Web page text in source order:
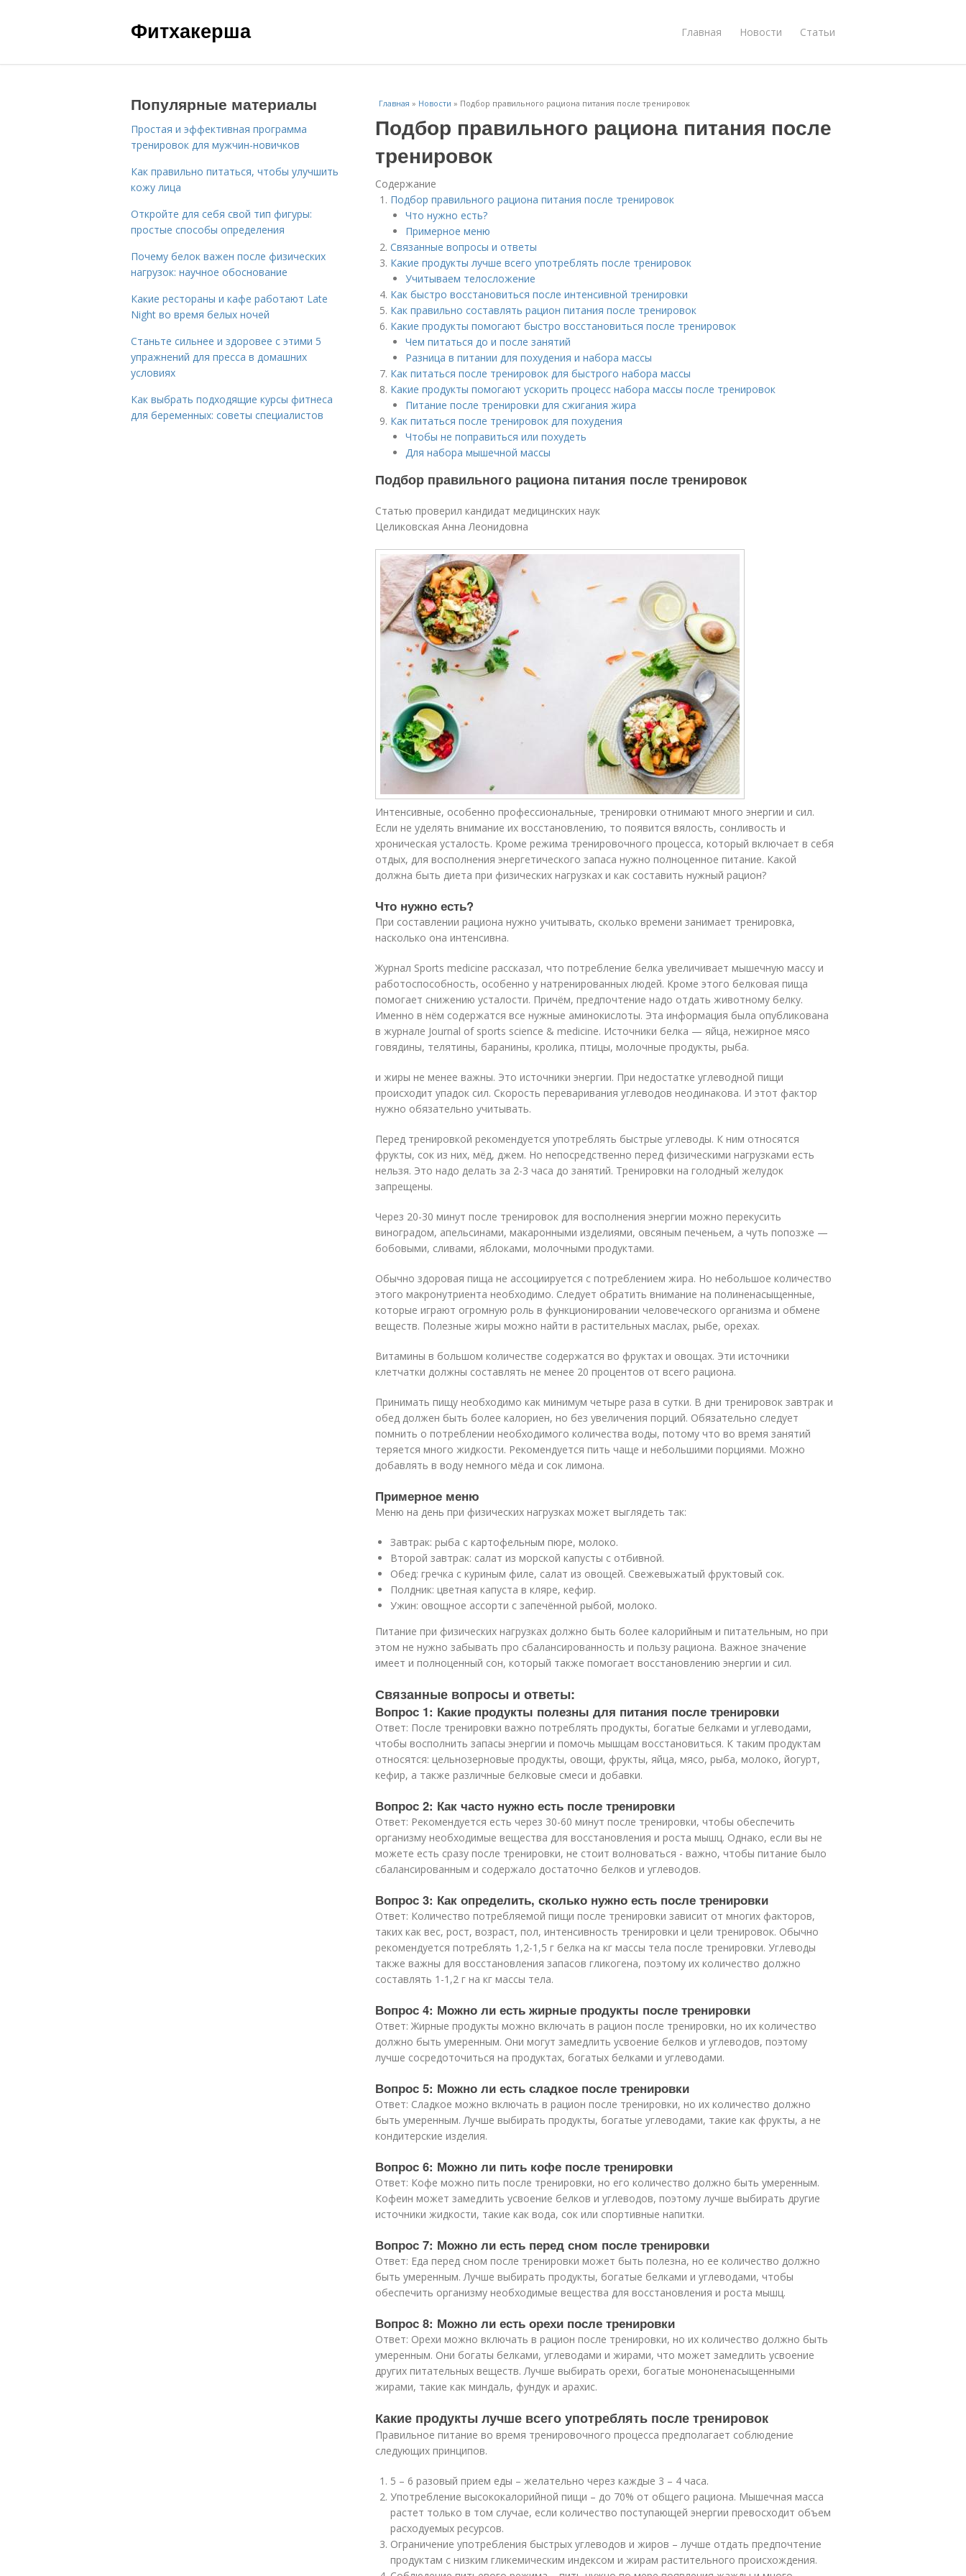
Фитхакерша Главная Новости Статьи
Главная » Новости » Подбор правильного рациона питания после тренировок
Подбор правильного рациона питания после
тренировок
Содержание
Подбор правильного рациона питания после тренировок
Что нужно есть?
Примерное меню
Связанные вопросы и ответы
Какие продукты лучше всего употреблять после тренировок
Учитываем телосложение
Как быстро восстановиться после интенсивной тренировки
Как правильно составлять рацион питания после тренировок
Какие продукты помогают быстро восстановиться после тренировок
Чем питаться до и после занятий
Разница в питании для похудения и набора массы
Как питаться после тренировок для быстрого набора массы
Какие продукты помогают ускорить процесс набора массы после тренировок
Питание после тренировки для сжигания жира
Как питаться после тренировок для похудения
Чтобы не поправиться или похудеть
Для набора мышечной массы
Подбор правильного рациона питания после тренировок
Статью проверил кандидат медицинских наук
Целиковская Анна Леонидовна
Интенсивные, особенно профессиональные, тренировки отнимают много энергии и сил.
Если не уделять внимание их восстановлению, то появится вялость, сонливость и
хроническая усталость. Кроме режима тренировочного процесса, который включает в себя
отдых, для восполнения энергетического запаса нужно полноценное питание. Какой
должна быть диета при физических нагрузках и как составить нужный рацион?
Что нужно есть?
При составлении рациона нужно учитывать, сколько времени занимает тренировка,
насколько она интенсивна.
Журнал Sports medicine рассказал, что потребление белка увеличивает мышечную массу и
работоспособность, особенно у натренированных людей. Кроме этого белковая пища
помогает снижению усталости. Причём, предпочтение надо отдать животному белку.
Именно в нём содержатся все нужные аминокислоты. Эта информация была опубликована
в журнале Journal of sports science & medicine. Источники белка — яйца, нежирное мясо
говядины, телятины, баранины, кролика, птицы, молочные продукты, рыба.
и жиры не менее важны. Это источники энергии. При недостатке углеводной пищи
происходит упадок сил. Скорость переваривания углеводов неодинакова. И этот фактор
нужно обязательно учитывать.
Перед тренировкой рекомендуется употреблять быстрые углеводы. К ним относятся
фрукты, сок из них, мёд, джем. Но непосредственно перед физическими нагрузками есть
нельзя. Это надо делать за 2-3 часа до занятий. Тренировки на голодный желудок
запрещены.
Через 20-30 минут после тренировок для восполнения энергии можно перекусить
виноградом, апельсинами, макаронными изделиями, овсяным печеньем, а чуть попозже —
бобовыми, сливами, яблоками, молочными продуктами.
Обычно здоровая пища не ассоциируется с потреблением жира. Но небольшое количество
этого макронутриента необходимо. Следует обратить внимание на полиненасыщенные,
которые играют огромную роль в функционировании человеческого организма и обмене
веществ. Полезные жиры можно найти в растительных маслах, рыбе, орехах.
Витамины в большом количестве содержатся во фруктах и овощах. Эти источники
клетчатки должны составлять не менее 20 процентов от всего рациона.
Принимать пищу необходимо как минимум четыре раза в сутки. В дни тренировок завтрак и
обед должен быть более калориен, но без увеличения порций. Обязательно следует
помнить о потреблении необходимого количества воды, потому что во время занятий
теряется много жидкости. Рекомендуется пить чаще и небольшими порциями. Можно
добавлять в воду немного мёда и сок лимона.
Примерное меню
Меню на день при физических нагрузках может выглядеть так:
Завтрак: рыба с картофельным пюре, молоко.
Второй завтрак: салат из морской капусты с отбивной.
Обед: гречка с куриным филе, салат из овощей. Свежевыжатый фруктовый сок.
Полдник: цветная капуста в кляре, кефир.
Ужин: овощное ассорти с запечённой рыбой, молоко.
Питание при физических нагрузках должно быть более калорийным и питательным, но при
этом не нужно забывать про сбалансированность и пользу рациона. Важное значение
имеет и полноценный сон, который также помогает восстановлению энергии и сил.
Связанные вопросы и ответы:
Вопрос 1: Какие продукты полезны для питания после тренировки
Ответ: После тренировки важно потреблять продукты, богатые белками и углеводами,
чтобы восполнить запасы энергии и помочь мышцам восстановиться. К таким продуктам
относятся: цельнозерновые продукты, овощи, фрукты, яйца, мясо, рыба, молоко, йогурт,
кефир, а также различные белковые смеси и добавки.
Вопрос 2: Как часто нужно есть после тренировки
Ответ: Рекомендуется есть через 30-60 минут после тренировки, чтобы обеспечить
организму необходимые вещества для восстановления и роста мышц. Однако, если вы не
можете есть сразу после тренировки, не стоит волноваться - важно, чтобы питание было
сбалансированным и содержало достаточно белков и углеводов.
Вопрос 3: Как определить, сколько нужно есть после тренировки
Ответ: Количество потребляемой пищи после тренировки зависит от многих факторов,
таких как вес, рост, возраст, пол, интенсивность тренировки и цели тренировок. Обычно
рекомендуется потреблять 1,2-1,5 г белка на кг массы тела после тренировки. Углеводы
также важны для восстановления запасов гликогена, поэтому их количество должно
составлять 1-1,2 г на кг массы тела.
Вопрос 4: Можно ли есть жирные продукты после тренировки
Ответ: Жирные продукты можно включать в рацион после тренировки, но их количество
должно быть умеренным. Они могут замедлить усвоение белков и углеводов, поэтому
лучше сосредоточиться на продуктах, богатых белками и углеводами.
Вопрос 5: Можно ли есть сладкое после тренировки
Ответ: Сладкое можно включать в рацион после тренировки, но их количество должно
быть умеренным. Лучше выбирать продукты, богатые углеводами, такие как фрукты, а не
кондитерские изделия.
Вопрос 6: Можно ли пить кофе после тренировки
Ответ: Кофе можно пить после тренировки, но его количество должно быть умеренным.
Кофеин может замедлить усвоение белков и углеводов, поэтому лучше выбирать другие
источники жидкости, такие как вода, сок или спортивные напитки.
Вопрос 7: Можно ли есть перед сном после тренировки
Ответ: Еда перед сном после тренировки может быть полезна, но ее количество должно
быть умеренным. Лучше выбирать продукты, богатые белками и углеводами, чтобы
обеспечить организму необходимые вещества для восстановления и роста мышц.
Вопрос 8: Можно ли есть орехи после тренировки
Ответ: Орехи можно включать в рацион после тренировки, но их количество должно быть
умеренным. Они богаты белками, углеводами и жирами, что может замедлить усвоение
других питательных веществ. Лучше выбирать орехи, богатые мононенасыщенными
жирами, такие как миндаль, фундук и арахис.
Какие продукты лучше всего употреблять после тренировок
Правильное питание во время тренировочного процесса предполагает соблюдение
следующих принципов.
5 – 6 разовый прием еды – желательно через каждые 3 – 4 часа.
Употребление высококалорийной пищи – до 70% от общего рациона. Мышечная масса
растет только в том случае, если количество поступающей энергии превосходит объем
расходуемых ресурсов.
Ограничение употребления быстрых углеводов и жиров – лучше отдать предпочтение
продуктам с низким гликемическим индексом и жирам растительного происхождения.
Популярные материалы
Простая и эффективная программа
тренировок для мужчин-новичков
Как правильно питаться, чтобы улучшить
кожу лица
Откройте для себя свой тип фигуры:
простые способы определения
Почему белок важен после физических
нагрузок: научное обоснование
Какие рестораны и кафе работают Late
Night во время белых ночей
Станьте сильнее и здоровее с этими 5
упражнений для пресса в домашних
условиях
Как выбрать подходящие курсы фитнеса
для беременных: советы специалистов